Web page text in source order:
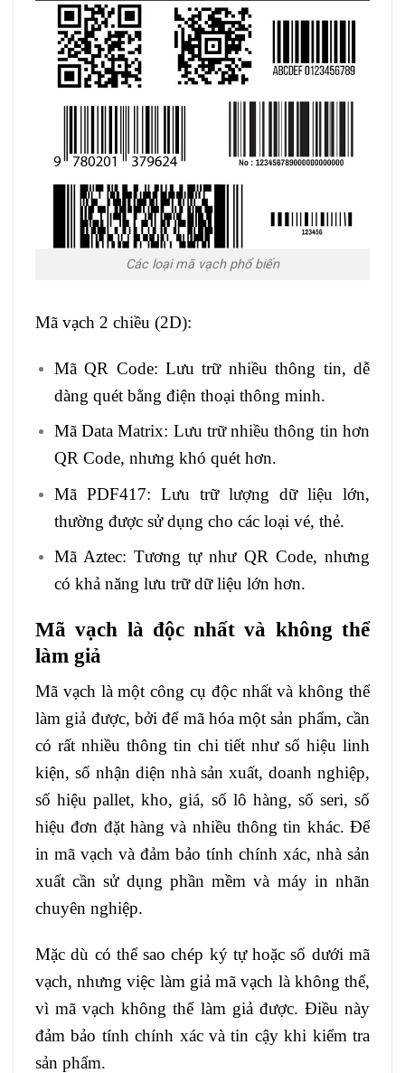
Các loại mã vạch phổ biến
Mã vạch 2 chiều (2D):
Mã QR Code: Lưu trữ nhiều thông tin, dễ
dàng quét bằng điện thoại thông minh.
Mã Data Matrix: Lưu trữ nhiều thông tin hơn
QR Code, nhưng khó quét hơn.
Mã PDF417: Lưu trữ lượng dữ liệu lớn,
thường được sử dụng cho các loại vé, thẻ.
Mã Aztec: Tương tự như QR Code, nhưng
có khả năng lưu trữ dữ liệu lớn hơn.
Mã vạch là độc nhất và không thể
làm giả
Mã vạch là một công cụ độc nhất và không thể
làm giả được, bởi để mã hóa một sản phẩm, cần
có rất nhiều thông tin chi tiết như số hiệu linh
kiện, số nhận diện nhà sản xuất, doanh nghiệp,
số hiệu pallet, kho, giá, số lô hàng, số seri, số
hiệu đơn đặt hàng và nhiều thông tin khác. Để
in mã vạch và đảm bảo tính chính xác, nhà sản
xuất cần sử dụng phần mềm và máy in nhãn
chuyên nghiệp.
Mặc dù có thể sao chép ký tự hoặc số dưới mã
vạch, nhưng việc làm giả mã vạch là không thể,
vì mã vạch không thể làm giả được. Điều này
đảm bảo tính chính xác và tin cậy khi kiểm tra
sản phẩm.